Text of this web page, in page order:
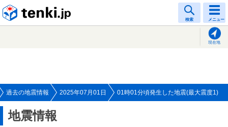
検索 メニュー
現在地
過去の地震情報 2025年07月01日 01時01分頃発生した地震(最大震度1)
地震情報